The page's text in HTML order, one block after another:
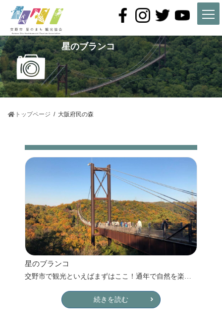
ツ
へ
ス
キ
ッ
プ
シ
ョ
ン
に
移
動
星のブランコ
トップページ 大阪府民の森
星のブランコ
交野市で観光といえばまずはここ！通年で自然を楽しめる、気軽にハイキングできるのが魅力。とくに秋の紅葉シーズンの紅葉と絶景が多くの方を魅了します。
続きを読む